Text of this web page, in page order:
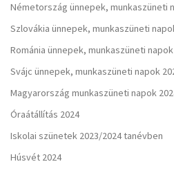
Németország ünnepek, munkaszüneti
Szlovákia ünnepek, munkaszüneti
Románia ünnepek, munkaszüneti
Svájc ünnepek, munkaszüneti napok
Magyarország munkaszüneti napok
Óraátállítás 2024
Iskolai szünetek 2023/2024 tanévben
Húsvét 2024